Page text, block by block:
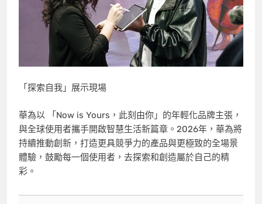
「探索自我」展示現場
華為以 「Now is Yours，此刻由你」的年輕化品牌主張，
與全球使用者攜手開啟智慧生活新篇章。2026年，華為將
持續推動創新，打造更具競爭力的產品與更極致的全場景
體驗，鼓勵每一個使用者，去探索和創造屬於自己的精
彩。